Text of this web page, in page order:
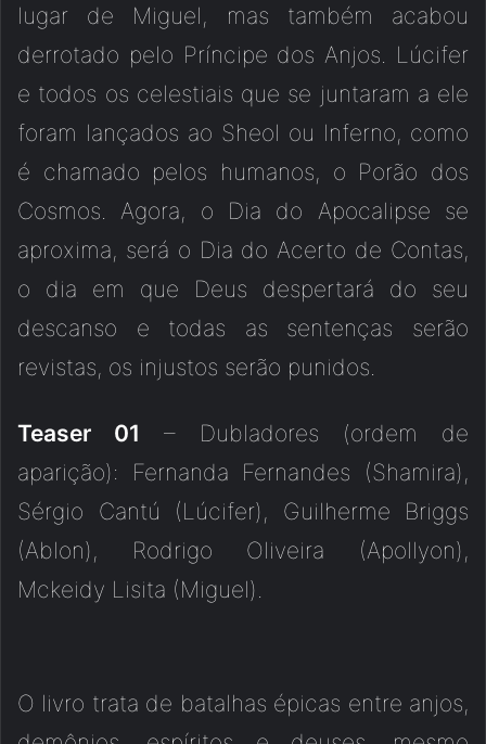
lugar de Miguel, mas também acabou
derrotado pelo Príncipe dos Anjos. Lúcifer
e todos os celestiais que se juntaram a ele
foram lançados ao Sheol ou Inferno, como
é chamado pelos humanos, o Porão dos
Cosmos. Agora, o Dia do Apocalipse se
aproxima, será o Dia do Acerto de Contas,
o dia em que Deus despertará do seu
descanso e todas as sentenças serão
revistas, os injustos serão punidos.
Teaser 01 – Dubladores (ordem de
aparição): Fernanda Fernandes (Shamira),
Sérgio Cantú (Lúcifer), Guilherme Briggs
(Ablon), Rodrigo Oliveira (Apollyon),
Mckeidy Lisita (Miguel).
O livro trata de batalhas épicas entre anjos,